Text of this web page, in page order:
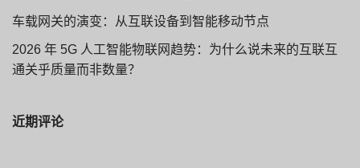
车载网关的演变：从互联设备到智能移动节点
2026 年 5G 人工智能物联网趋势：为什么说未来的互联互
通关乎质量而非数量？
近期评论